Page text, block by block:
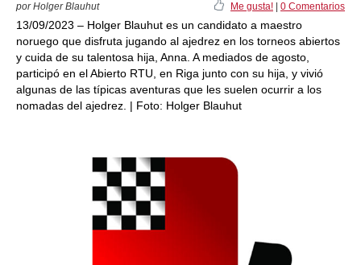
por Holger Blauhut Me gusta! 0 Comentarios
13/09/2023 – Holger Blauhut es un candidato a maestro
noruego que disfruta jugando al ajedrez en los torneos abiertos
y cuida de su talentosa hija, Anna. A mediados de agosto,
participó en el Abierto RTU, en Riga junto con su hija, y vivió
algunas de las típicas aventuras que les suelen ocurrir a los
nomadas del ajedrez. | Foto: Holger Blauhut